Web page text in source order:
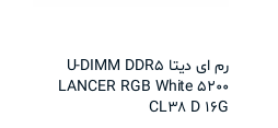
رم ای دیتا U-DIMM DDR5
LANCER RGB White 5200
CL38 D 16G